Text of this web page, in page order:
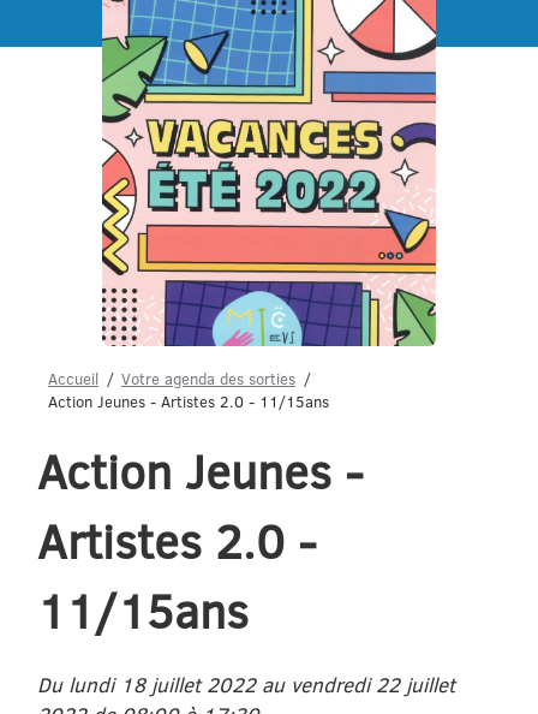
Menu
Accueil
Votre agenda des sorties
Action Jeunes - Artistes 2.0 - 11/15ans
Action Jeunes -
Artistes 2.0 -
11/15ans
Du lundi 18 juillet 2022 au vendredi 22 juillet